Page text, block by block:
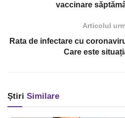
vaccinare
Articolul
Rata de infectare cu
Care este
Știri Similare